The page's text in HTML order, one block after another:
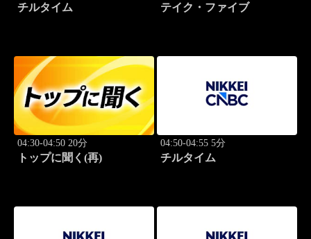
チルタイム テイク・ファイブ
04:30-04:50 20分
トップに聞く(再)
04:50-04:55 5分
チルタイム